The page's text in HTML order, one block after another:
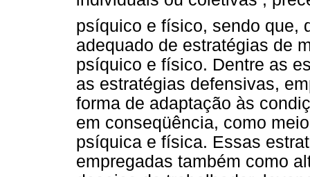
psíquico e físico, sendo que,
adequado de estratégias de
psíquico e físico. Dentre as
as estratégias defensivas,
forma de adaptação às
em conseqüência, como
psíquica e física. Essas
empregadas também como